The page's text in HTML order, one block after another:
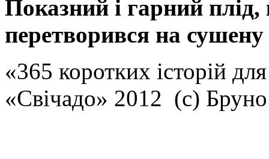
Показний і гарний плід,
перетворився на
«365 коротких історій
«Свічадо» 2012 (с)